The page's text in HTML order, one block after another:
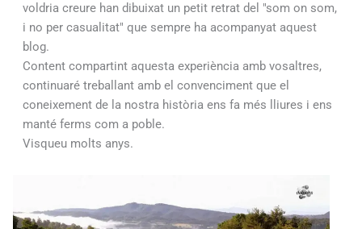
voldria creure han dibuixat un petit retrat del "som on som,
i no per casualitat" que sempre ha acompanyat aquest
blog.
Content compartint aquesta experiència amb vosaltres,
continuaré treballant amb el convenciment que el
coneixement de la nostra història ens fa més lliures i ens
manté ferms com a poble.
Visqueu molts anys.